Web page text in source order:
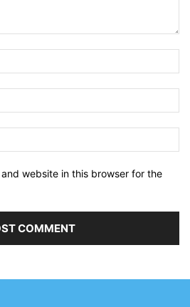
website in this browser for the